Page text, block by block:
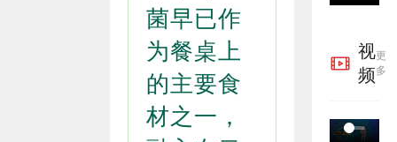
菌早已作
为餐桌上
的主要食
材之一，
报方
展粮
后服
告
视
频
更
多